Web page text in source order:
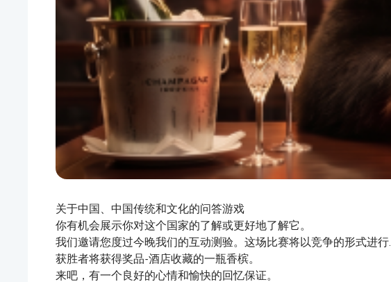
关于中国、中国传统和文化的问答游戏
你有机会展示你对这个国家的了解或更好地了解它。
我们邀请您度过今晚我们的互动测验。这场比赛将以竞争的形式进行.
获胜者将获得奖品-酒店收藏的一瓶香槟。
来吧，有一个良好的心情和愉快的回忆保证。